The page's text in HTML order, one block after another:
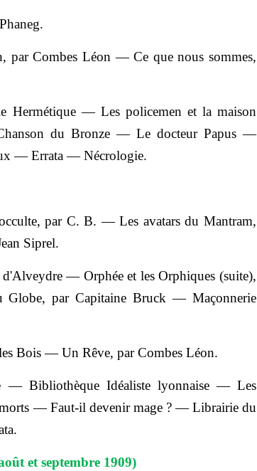
Phaneg.
parCombes Léon —Ce que nous sommes,
Hermétique — Les policemen et la maison
du Bronze — Le docteur Papus —
— Errata — Nécrologie.
par C. B. — Les avatars duMantram,
Siprel.
Alveydre— Orphée et les Orphiques (suite),
par Capitaine Bruck — Maçonnerie
Bois — Un Rêve, par Combes Léon.
— Bibliothèque Idéaliste lyonnaise — Les
morts — Faut-il devenir mage ? — Librairie du
et septembre 1909)